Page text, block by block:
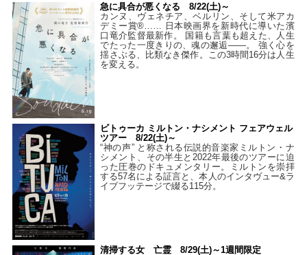
急に具合が悪くなる 8/22(土)～
カンヌ、ヴェネチア、ベルリン、そして米アカ
デミー賞®…… 日本映画界を新時代に導いた濱
口竜介監督最新作。 国籍も言葉も超えた、人生
でたった一度きりの、魂の邂逅――。 強く心を
揺さぶる、比類なき傑作。この3時間16分は人生
を変える。
ビトゥーカ ミルトン・ナシメント フェアウェル
ツアー 8/22(土)～
“神の声” と称される伝説的音楽家ミルトン・ナ
シメント、その半生と2022年最後のツアーに迫
った圧巻のドキュメンタリー。ミルトンを崇拝
する57名による証言と、本人のインタヴュー&ラ
イブフッテージで綴る115分。
清掃する女 亡霊 8/29(土)～1週間限定